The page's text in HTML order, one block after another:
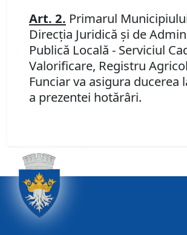
Art. 2. Primarul
Direcţia Juridică şi de
Publică Locală - Serviciul
Valorificare, Registru
Funciar va asigura ducerea
a prezentei hotărâri.